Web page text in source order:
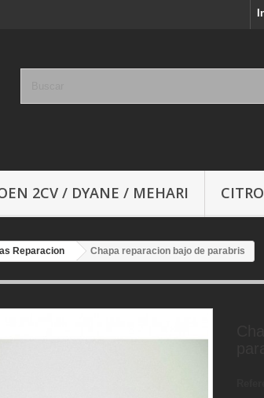
2CV / DYANE / MEHARI
Reparacion Chapa reparacion bajo de parabris